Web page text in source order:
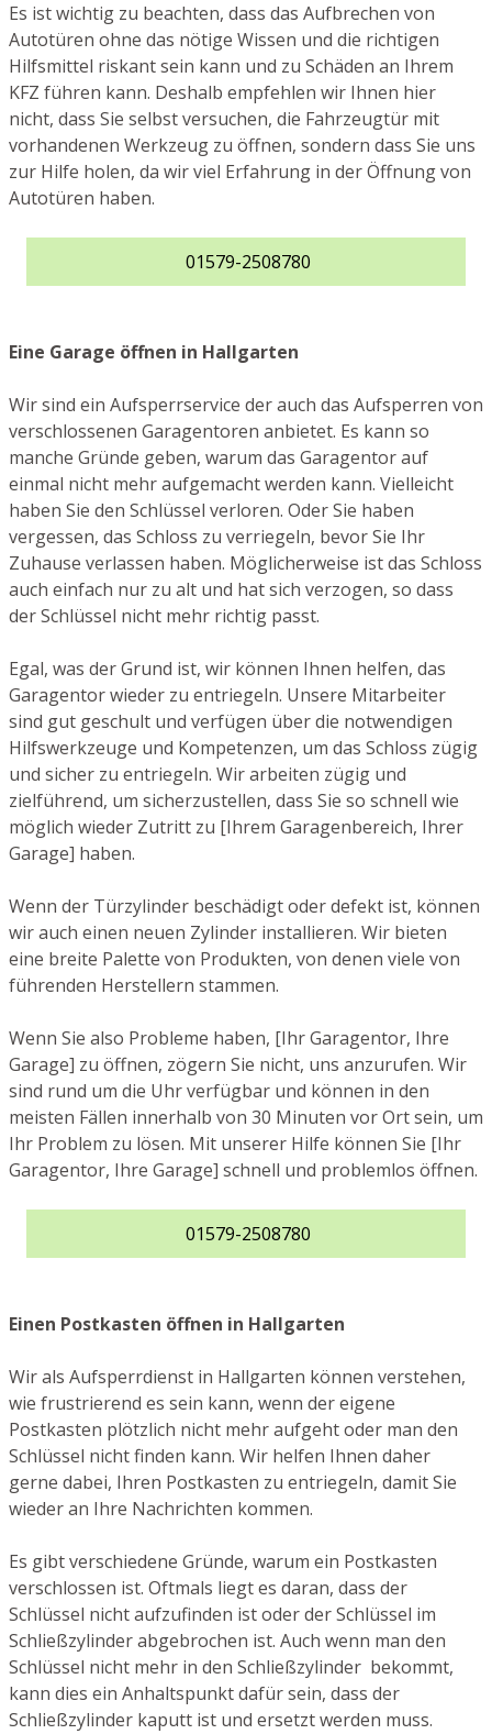
Es ist wichtig zu beachten, dass das Aufbrechen von
Autotüren ohne das nötige Wissen und die richtigen
Hilfsmittel riskant sein kann und zu Schäden an Ihrem
KFZ führen kann. Deshalb empfehlen wir Ihnen hier
nicht, dass Sie selbst versuchen, die Fahrzeugtür mit
vorhandenen Werkzeug zu öffnen, sondern dass Sie uns
zur Hilfe holen, da wir viel Erfahrung in der Öffnung von
Autotüren haben.
01579-2508780
Eine Garage öffnen in Hallgarten
Wir sind ein Aufsperrservice der auch das Aufsperren von
verschlossenen Garagentoren anbietet. Es kann so
manche Gründe geben, warum das Garagentor auf
einmal nicht mehr aufgemacht werden kann. Vielleicht
haben Sie den Schlüssel verloren. Oder Sie haben
vergessen, das Schloss zu verriegeln, bevor Sie Ihr
Zuhause verlassen haben. Möglicherweise ist das Schloss
auch einfach nur zu alt und hat sich verzogen, so dass
der Schlüssel nicht mehr richtig passt.
Egal, was der Grund ist, wir können Ihnen helfen, das
Garagentor wieder zu entriegeln. Unsere Mitarbeiter
sind gut geschult und verfügen über die notwendigen
Hilfswerkzeuge und Kompetenzen, um das Schloss zügig
und sicher zu entriegeln. Wir arbeiten zügig und
zielführend, um sicherzustellen, dass Sie so schnell wie
möglich wieder Zutritt zu [Ihrem Garagenbereich, Ihrer
Garage] haben.
Wenn der Türzylinder beschädigt oder defekt ist, können
wir auch einen neuen Zylinder installieren. Wir bieten
eine breite Palette von Produkten, von denen viele von
führenden Herstellern stammen.
Wenn Sie also Probleme haben, [Ihr Garagentor, Ihre
Garage] zu öffnen, zögern Sie nicht, uns anzurufen. Wir
sind rund um die Uhr verfügbar und können in den
meisten Fällen innerhalb von 30 Minuten vor Ort sein, um
Ihr Problem zu lösen. Mit unserer Hilfe können Sie [Ihr
Garagentor, Ihre Garage] schnell und problemlos öffnen.
01579-2508780
Einen Postkasten öffnen in Hallgarten
Wir als Aufsperrdienst in Hallgarten können verstehen,
wie frustrierend es sein kann, wenn der eigene
Postkasten plötzlich nicht mehr aufgeht oder man den
Schlüssel nicht finden kann. Wir helfen Ihnen daher
gerne dabei, Ihren Postkasten zu entriegeln, damit Sie
wieder an Ihre Nachrichten kommen.
Es gibt verschiedene Gründe, warum ein Postkasten
verschlossen ist. Oftmals liegt es daran, dass der
Schlüssel nicht aufzufinden ist oder der Schlüssel im
Schließzylinder abgebrochen ist. Auch wenn man den
Schlüssel nicht mehr in den Schließzylinder bekommt,
kann dies ein Anhaltspunkt dafür sein, dass der
Schließzylinder kaputt ist und ersetzt werden muss.